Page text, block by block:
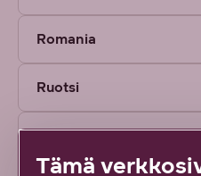
Romania
Ruotsi
Saint Barthelemy
Tämä